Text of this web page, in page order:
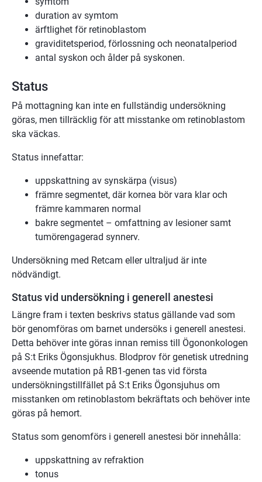
duration av symtom
ärftlighet för retinoblastom
graviditetsperiod, förlossning och neonatalperiod
antal syskon och ålder på syskonen.
Status
På mottagning kan inte en fullständig undersökning
göras, men tillräcklig för att misstanke om retinoblastom
ska väckas.
Status innefattar:
uppskattning av synskärpa (visus)
främre segmentet, där kornea bör vara klar och
främre kammaren normal
bakre segmentet – omfattning av lesioner samt
tumörengagerad synnerv.
Undersökning med Retcam eller ultraljud är inte
nödvändigt.
Status vid undersökning i generell anestesi
Längre fram i texten beskrivs status gällande vad som
bör genomföras om barnet undersöks i generell anestesi.
Detta behöver inte göras innan remiss till Ögononkologen
på S:t Eriks Ögonsjukhus. Blodprov för genetisk utredning
avseende mutation på RB1-genen tas vid första
undersökningstillfället på S:t Eriks Ögonsjuhus om
misstanken om retinoblastom bekräftats och behöver inte
göras på hemort.
Status som genomförs i generell anestesi bör innehålla:
uppskattning av refraktion
tonus